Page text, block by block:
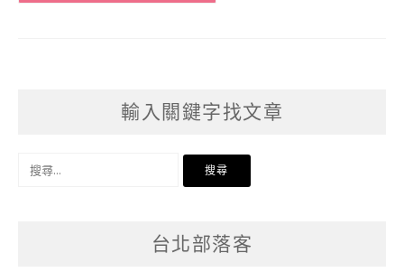
輸入關鍵字找文章
搜
台北部落客